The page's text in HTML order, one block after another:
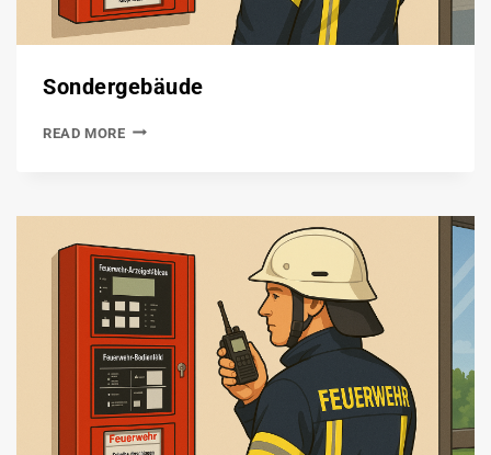
Sondergebäude
READ MORE